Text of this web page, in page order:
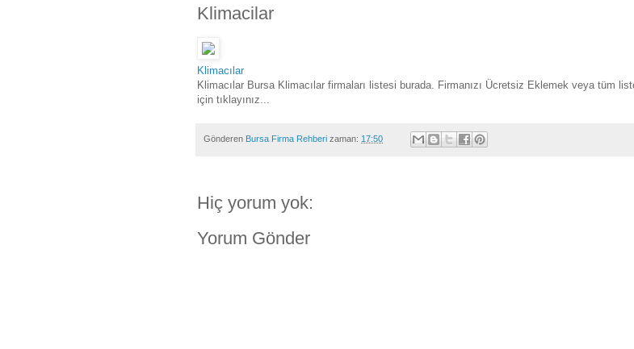
Klimacilar
Klimacılar
Klimacılar Bursa Klimacılar firmaları listesi burada. Firmanızı Ücretsiz Eklemek veya tüm
için tıklayınız...
Gönderen Bursa Firma Rehberi zaman: 17:50
Hiç yorum yok:
Yorum Gönder